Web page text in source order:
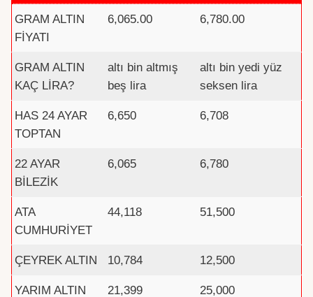
GRAM ALTIN
FİYATI
6,065.00 6,780.00
GRAM ALTIN
KAÇ LİRA?
altı bin altmış
beş lira
altı bin yedi yüz
seksen lira
HAS 24 AYAR
TOPTAN
6,650 6,708
22 AYAR
BİLEZİK
6,065 6,780
ATA
CUMHURİYET
44,118 51,500
ÇEYREK ALTIN 10,784 12,500
YARIM ALTIN 21,399 25,000